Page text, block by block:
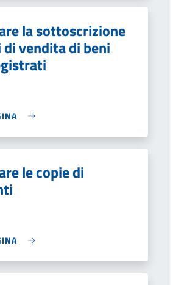
la sottoscrizione
vendita di beni
le copie di